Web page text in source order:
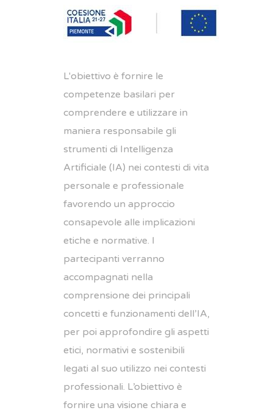
L'obiettivo è fornire le
competenze basilari per
comprendere e utilizzare in
maniera responsabile gli
strumenti di Intelligenza
Artificiale (IA) nei contesti di vita
personale e professionale
favorendo un approccio
consapevole alle implicazioni
etiche e normative. I
partecipanti verranno
accompagnati nella
comprensione dei principali
concetti e funzionamenti dell’IA,
per poi approfondire gli aspetti
etici, normativi e sostenibili
legati al suo utilizzo nei contesti
professionali. L’obiettivo è
fornire una visione chiara e